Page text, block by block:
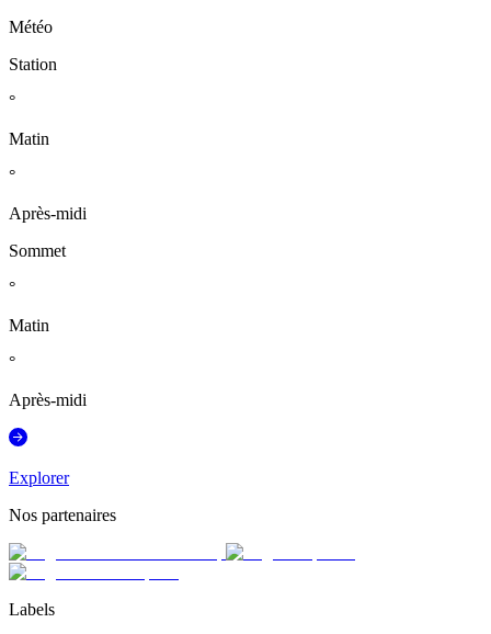
Météo
Station
°
Matin
°
Après-midi
Sommet
°
Matin
°
Après-midi
Explorer
Nos partenaires
Labels